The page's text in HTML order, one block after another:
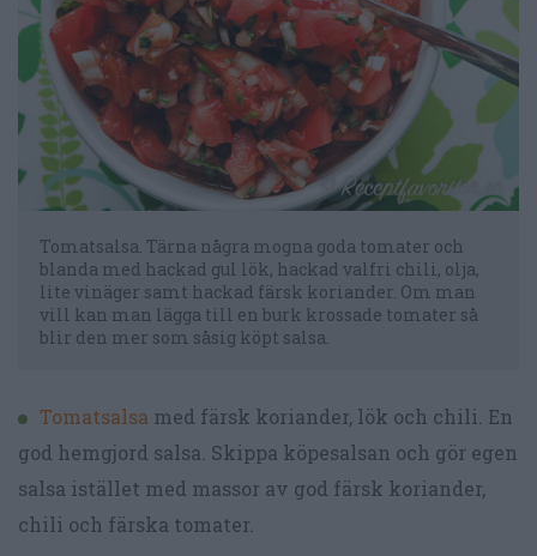
Tomatsalsa. Tärna några mogna goda tomater och
blanda med hackad gul lök, hackad valfri chili, olja,
lite vinäger samt hackad färsk koriander. Om man
vill kan man lägga till en burk krossade tomater så
blir den mer som såsig köpt salsa.
Tomatsalsa med färsk koriander, lök och chili. En
god hemgjord salsa. Skippa köpesalsan och gör egen
salsa istället med massor av god färsk koriander,
chili och färska tomater.